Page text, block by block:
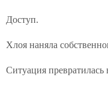
Доступ.
Хлоя наняла
Ситуация превратилась